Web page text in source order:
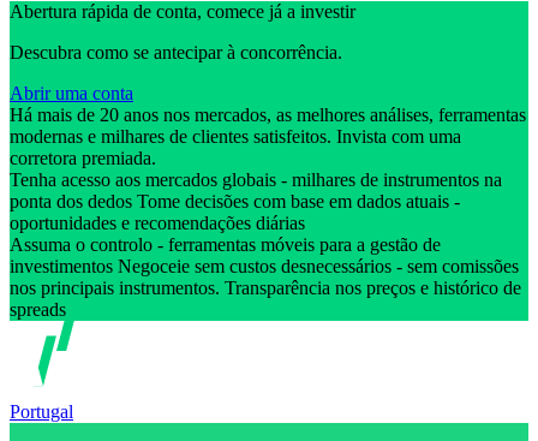
Abertura rápida de conta, comece já a investir
Descubra como se antecipar à concorrência.
Abrir uma conta
Há mais de 20 anos nos mercados, as melhores análises, ferramentas
modernas e milhares de clientes satisfeitos. Invista com uma
corretora premiada.
Tenha acesso aos mercados globais - milhares de instrumentos na
ponta dos dedos Tome decisões com base em dados atuais -
oportunidades e recomendações diárias
Assuma o controlo - ferramentas móveis para a gestão de
investimentos Negoceie sem custos desnecessários - sem comissões
nos principais instrumentos. Transparência nos preços e histórico de
spreads
Portugal